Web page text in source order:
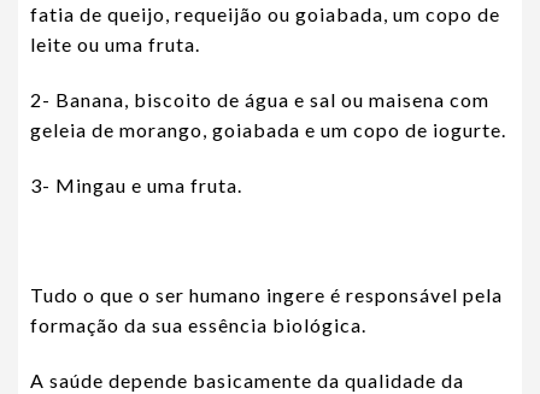
fatia de queijo, requeijão ou goiabada, um copo de
leite ou uma fruta.
2- Banana, biscoito de água e sal ou maisena com
geleia de morango, goiabada e um copo de iogurte.
3- Mingau e uma fruta.
Tudo o que o ser humano ingere é responsável pela
formação da sua essência biológica.
A saúde depende basicamente da qualidade da